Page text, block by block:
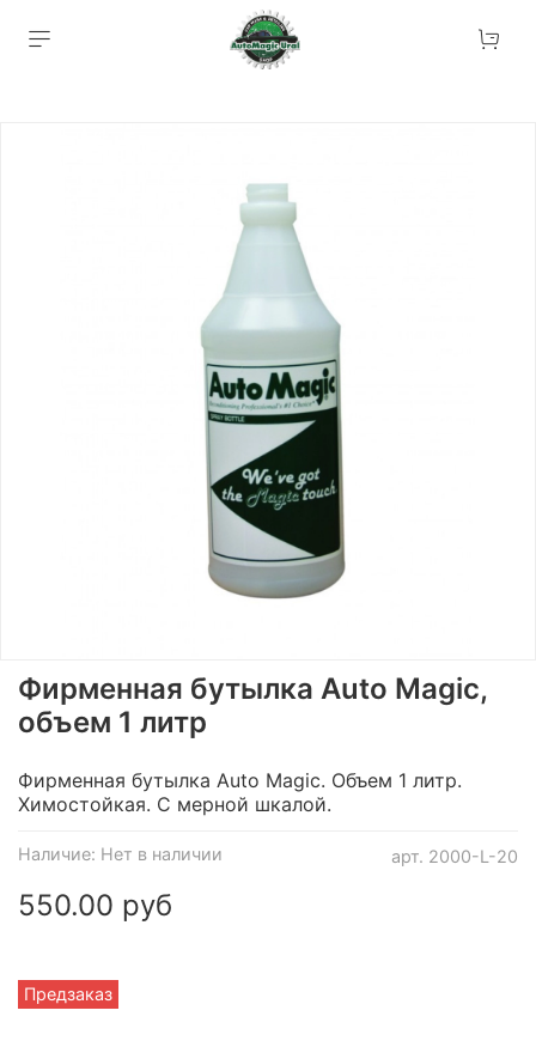
арт. 2000-L-20
Наличие: Нет в наличии
Предзаказ
Фирменная бутылка Auto Magic,
объем 1 литр
550.00 руб
Фирменная бутылка Auto Magic. Объем 1 литр.
Химостойкая. С мерной шкалой.